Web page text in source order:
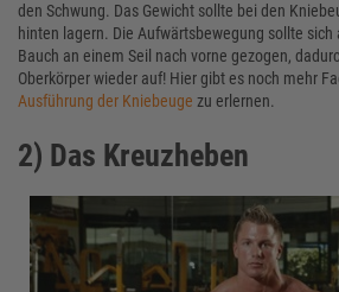
den Schwung. Das Gewicht sollte bei den
hinten lagern. Die Aufwärtsbewegung sollte sich
Bauch an einem Seil nach vorne gezogen,
Oberkörper wieder auf! Hier gibt es noch mehr
Ausführung der Kniebeuge zu erlernen.
2) Das Kreuzheben